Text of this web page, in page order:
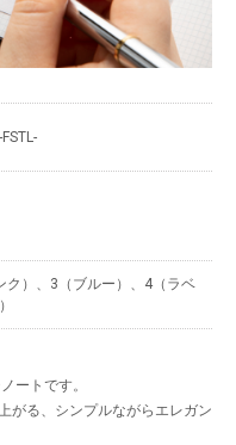
ク）、3（ブルー）、4（ラベ
ートです。
がる、シンプルながらエレガン